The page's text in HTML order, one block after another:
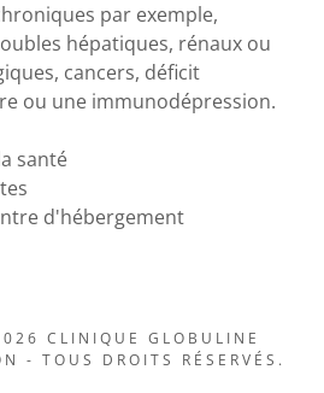
par exemple,
hépatiques, rénaux ou
cancers, déficit
ou une immunodépression.
santé
d'hébergement
CLINIQUE GLOBULINE
- TOUS DROITS RÉSERVÉS.